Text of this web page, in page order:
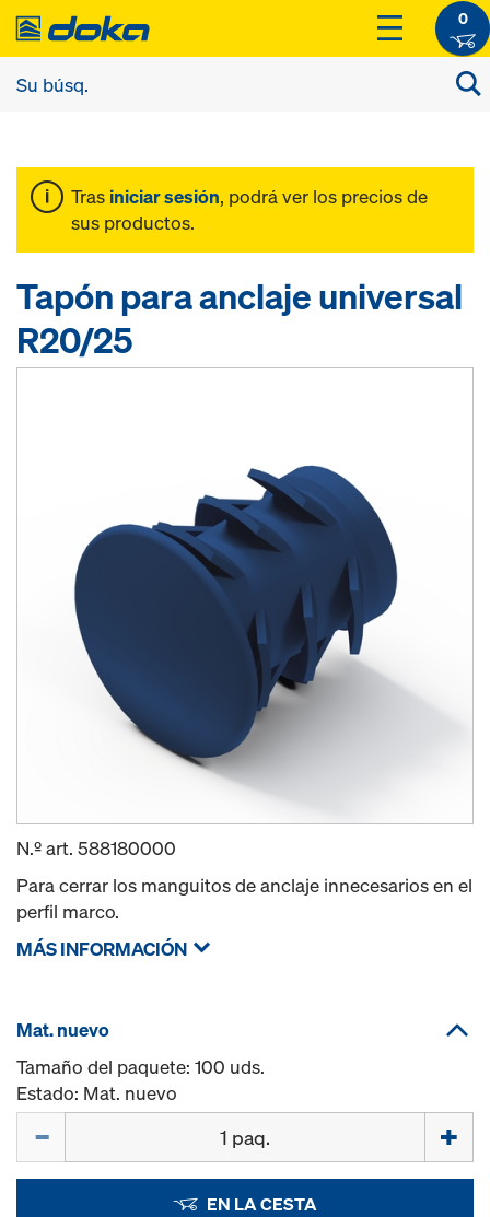
0
Tras iniciar sesión, podrá ver los precios de
sus productos.
Tapón para anclaje universal
R20/25
N.º art. 588180000
Para cerrar los manguitos de anclaje innecesarios en el
perfil marco.
MÁS INFORMACIÓN
Mat. nuevo
Tamaño del paquete: 100 uds.
Estado: Mat. nuevo
EN LA CESTA